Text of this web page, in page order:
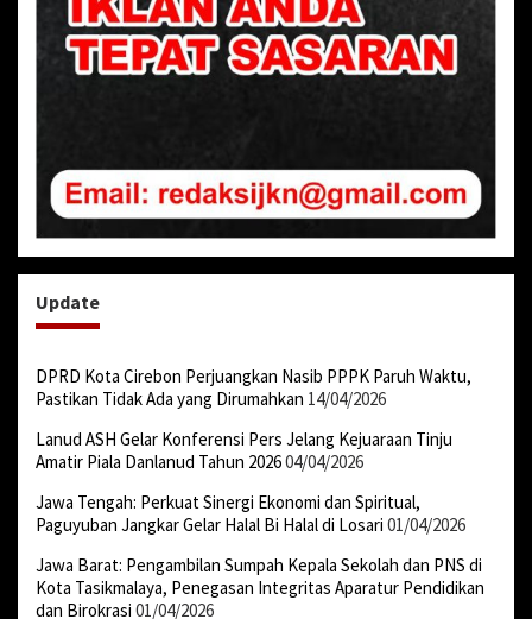
Update
DPRD Kota Cirebon Perjuangkan Nasib PPPK Paruh Waktu,
Pastikan Tidak Ada yang Dirumahkan 14/04/2026
Lanud ASH Gelar Konferensi Pers Jelang Kejuaraan Tinju
Amatir Piala Danlanud Tahun 202604/04/2026
Jawa Tengah: Perkuat Sinergi Ekonomi dan Spiritual,
Paguyuban Jangkar Gelar Halal Bi Halal di Losari 01/04/2026
Jawa Barat: Pengambilan Sumpah Kepala Sekolah dan PNS di
Kota Tasikmalaya, Penegasan Integritas Aparatur Pendidikan
dan Birokrasi 01/04/2026